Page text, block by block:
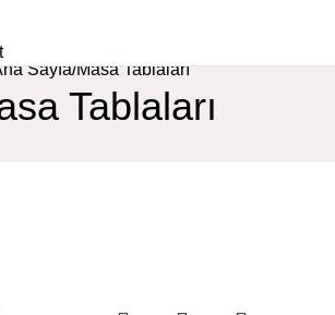
Sayfa Masa Tablaları
Tablaları